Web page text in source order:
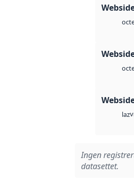
laz
Ingen
datasettet.